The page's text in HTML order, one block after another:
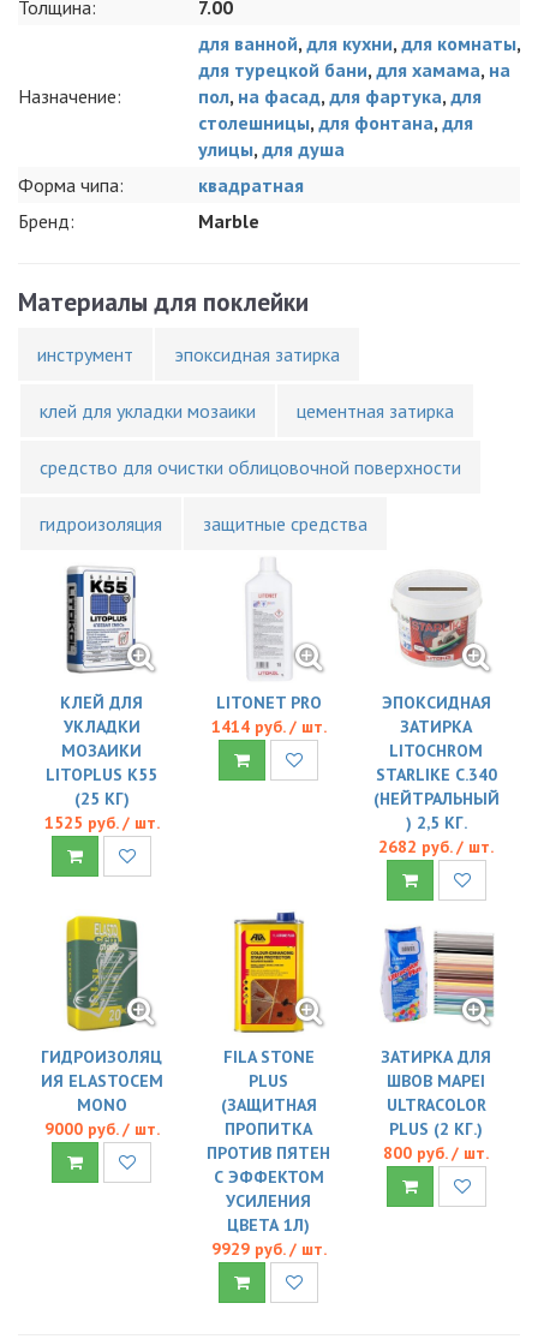
Толщина:
7.00
Назначение:
для ванной, для кухни, для комнаты,
для турецкой бани, для хамама, на
пол, на фасад, для фартука, для
столешницы, для фонтана, для
улицы, для душа
Форма чипа:
квадратная
Бренд:
Marble
Материалы для поклейки
инструмент эпоксидная затирка
клей для укладки мозаики цементная затирка
средство для очистки облицовочной поверхности
гидроизоляция защитные средства
КЛЕЙ ДЛЯ
УКЛАДКИ
МОЗАИКИ
LITOPLUS K55
(25 КГ)
1525 руб. / шт.
LITONET PRO
1414 руб. / шт.
ЭПОКСИДНАЯ
ЗАТИРКА
LITOCHROM
STARLIKE C.340
(НЕЙТРАЛЬНЫЙ
) 2,5 КГ.
2682 руб. / шт.
ГИДРОИЗОЛЯЦ
ИЯ ELASTOCEM
MONO
9000 руб. / шт.
FILA STONE
PLUS
(ЗАЩИТНАЯ
ПРОПИТКА
ПРОТИВ ПЯТЕН
С ЭФФЕКТОМ
УСИЛЕНИЯ
ЦВЕТА 1Л)
9929 руб. / шт.
ЗАТИРКА ДЛЯ
ШВОВ MAPEI
ULTRACOLOR
PLUS (2 КГ.)
800 руб. / шт.